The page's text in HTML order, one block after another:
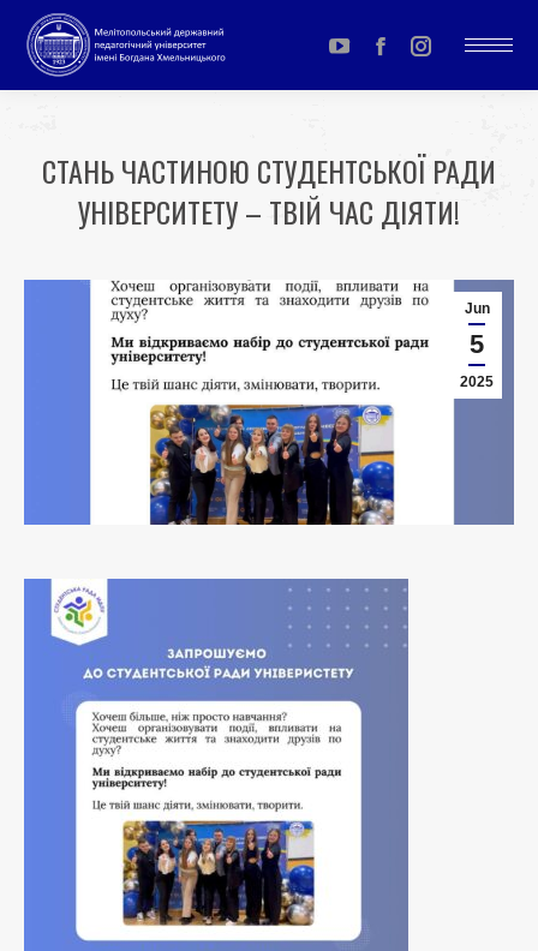
YouTube
page
in
new
Facebook
page
in
new
Instagram
page
in
new
CТАНЬ ЧАСТИНОЮ СТУДЕНТСЬКОЇ РАДИ
УНІВЕРСИТЕТУ – ТВІЙ ЧАС ДІЯТИ!
Jun
5
2025